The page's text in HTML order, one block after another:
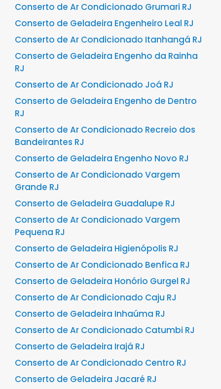
Conserto de Ar Condicionado Grumari RJ
Conserto de Geladeira Engenheiro Leal RJ
Conserto de Ar Condicionado Itanhangá RJ
Conserto de Geladeira Engenho da Rainha
RJ
Conserto de Ar Condicionado Joá RJ
Conserto de Geladeira Engenho de Dentro
RJ
Conserto de Ar Condicionado Recreio dos
Bandeirantes RJ
Conserto de Geladeira Engenho Novo RJ
Conserto de Ar Condicionado Vargem
Grande RJ
Conserto de Geladeira Guadalupe RJ
Conserto de Ar Condicionado Vargem
Pequena RJ
Conserto de Geladeira Higienópolis RJ
Conserto de Ar Condicionado Benfica RJ
Conserto de Geladeira Honório Gurgel RJ
Conserto de Ar Condicionado Caju RJ
Conserto de Geladeira Inhaúma RJ
Conserto de Ar Condicionado Catumbi RJ
Conserto de Geladeira Irajá RJ
Conserto de Ar Condicionado Centro RJ
Conserto de Geladeira Jacaré RJ